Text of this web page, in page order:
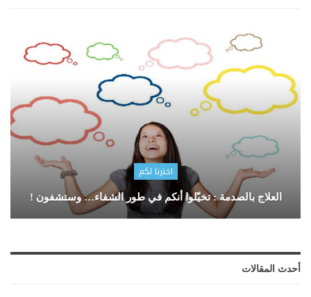
اخترنا لكم
العلاج بالصدمة : تخيّلوا أنكم في طور الشفاء… وستشفون !
أحدث المقالات